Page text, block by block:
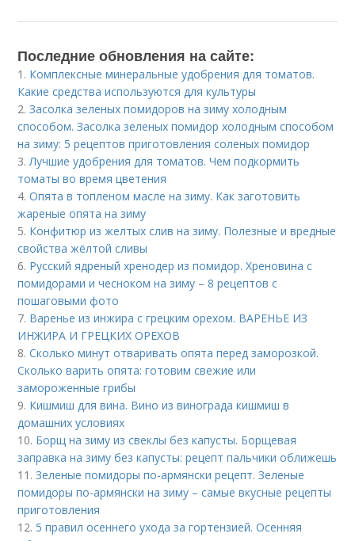
Последние обновления на сайте:
1. Комплексные минеральные удобрения для томатов.
Какие средства используются для культуры
2.Засолка зеленых помидоров на зиму холодным
способом. Засолка зеленых помидор холодным способом
на зиму: 5 рецептов приготовления соленых помидор
3. Лучшие удобрения для томатов. Чем подкормить
томаты во время цветения
4.Опята в топленом масле на зиму. Как заготовить
жареные опята на зиму
5. Конфитюр из желтых слив на зиму. Полезные и вредные
свойства жёлтой сливы
6. Русский ядреный хренодер из помидор. Хреновина с
помидорами и чесноком на зиму – 8 рецептов с
пошаговыми фото
7. Варенье из инжира с грецким орехом. ВАРЕНЬЕ ИЗ
ИНЖИРА И ГРЕЦКИХ ОРЕХОВ
8.Сколько минут отваривать опята перед заморозкой.
Сколько варить опята: готовим свежие или
замороженные грибы
9. Кишмиш для вина. Вино из винограда кишмиш в
домашних условиях
10. Борщ на зиму из свеклы без капусты. Борщевая
заправка на зиму без капусты: рецепт пальчики оближешь
11.Зеленые помидоры по-армянски рецепт. Зеленые
помидоры по-армянски на зиму – самые вкусные рецепты
приготовления
12. 5 правил осеннего ухода за гортензией. Осенняя